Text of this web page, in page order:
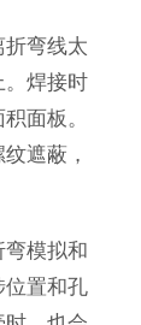
弯线太
焊接时
面板。
遮蔽，
模拟和
置和孔